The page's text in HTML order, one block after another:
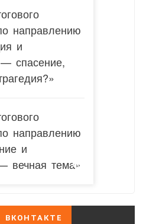
направлению
и
спасение,
направлению
и
вечная тема»